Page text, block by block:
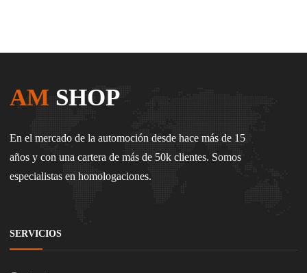
AM SHOP
En el mercado de la automoción desde hace más de 15
años y con una cartera de más de 50k clientes. Somos
especialistas en homologaciones.
SERVICIOS